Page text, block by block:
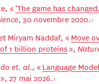
«‘The game has
, 30 novembre 2020.
Miryam Naddaf, «Move
1 billion proteins»,
et. al., «Language
», 27 mai 2026.